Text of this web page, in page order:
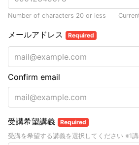
Number of characters 20 or less
メールアドレス Required
Confirm email
受講希望講義 Required
受講を希望する講義を選択してください ※1